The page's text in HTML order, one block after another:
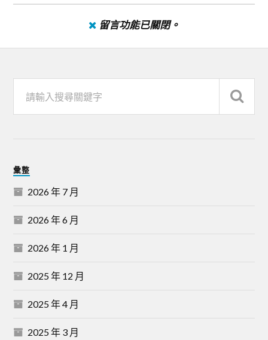
留言功能已關閉。
彙整
2026 年 7 月
2026 年 6 月
2026 年 1 月
2025 年 12 月
2025 年 4 月
2025 年 3 月